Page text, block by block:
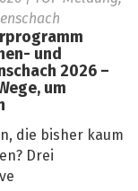
und
2026 –
um
die bisher kaum
Drei